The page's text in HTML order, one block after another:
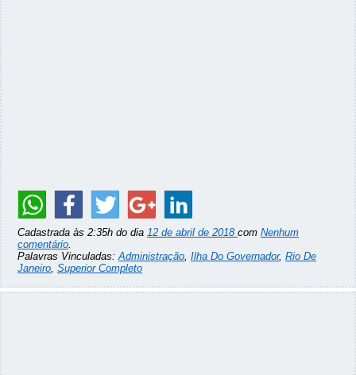
Cadastrada às 2:35h do dia 12 de abril de 2018 com Nenhum
comentário.
Palavras Vinculadas:Administração, Ilha Do Governador, Rio De
Janeiro, Superior Completo